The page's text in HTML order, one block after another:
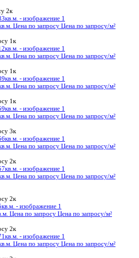
₽ 2к
>>>
Цена по запросу Цена по
Цена по запросу Цена по
2к
1к
1к
Цена по запросу